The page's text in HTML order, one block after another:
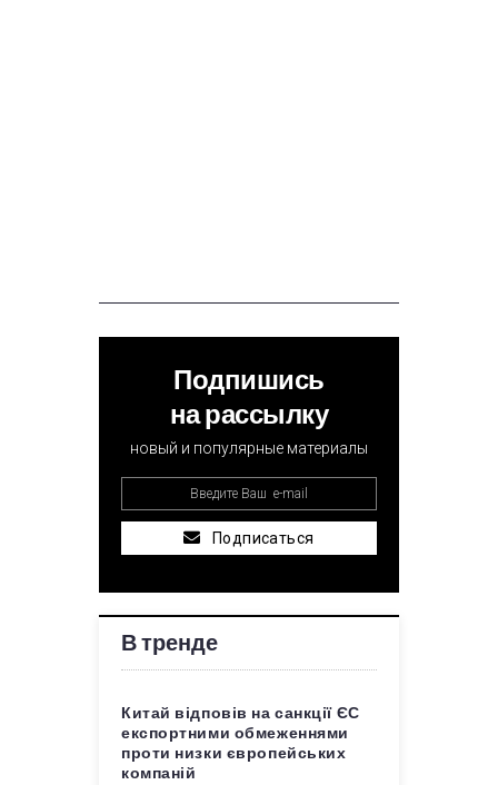
Подпишись
на рассылку
новый и популярные материалы
Подписаться
В тренде
Китай відповів на санкції ЄС
експортними обмеженнями
проти низки європейських
компаній